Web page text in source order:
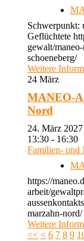
Schwerpunkt:
Geflüchtete
gewalt/
schoeneberg/
Weitere
24 März
MANEO-
Nord
24. März
13:30 - 16:30
Familien- und
https://
arbeit/
marzahn-nord/
Weitere
<< < 6 7 8 9